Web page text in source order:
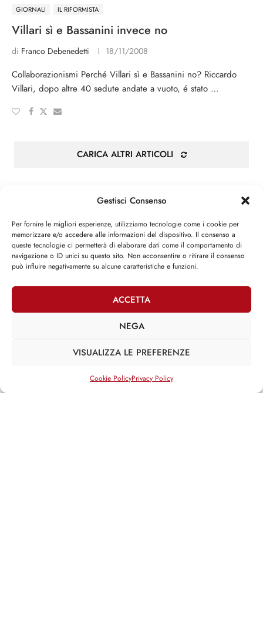
Gestisci Consenso
Per fornire le migliori esperienze, utilizziamo tecnologie come i cookie per
memorizzare e/o accedere alle informazioni del dispositivo. Il consenso a
queste tecnologie ci permetterà di elaborare dati come il comportamento di
navigazione o ID unici su questo sito. Non acconsentire o ritirare il consenso
può influire negativamente su alcune caratteristiche e funzioni.
ACCETTA
NEGA
VISUALIZZA LE PREFERENZE
Cookie PolicyPrivacy Policy
GIORNALI IL RIFORMISTA
Villari sì e Bassanini invece no
di Franco Debenedetti 18/11/2008
Collaborazionismi Perché Villari sì e Bassanini no? Riccardo
Villari, dopo altre 40 sedute andate a vuoto, é stato …
CARICA ALTRI ARTICOLI
Attività parlamentare
»XII LEGISLATURA
Iniziative legislative
Iniziative legislative
XIV LEGISLATURA